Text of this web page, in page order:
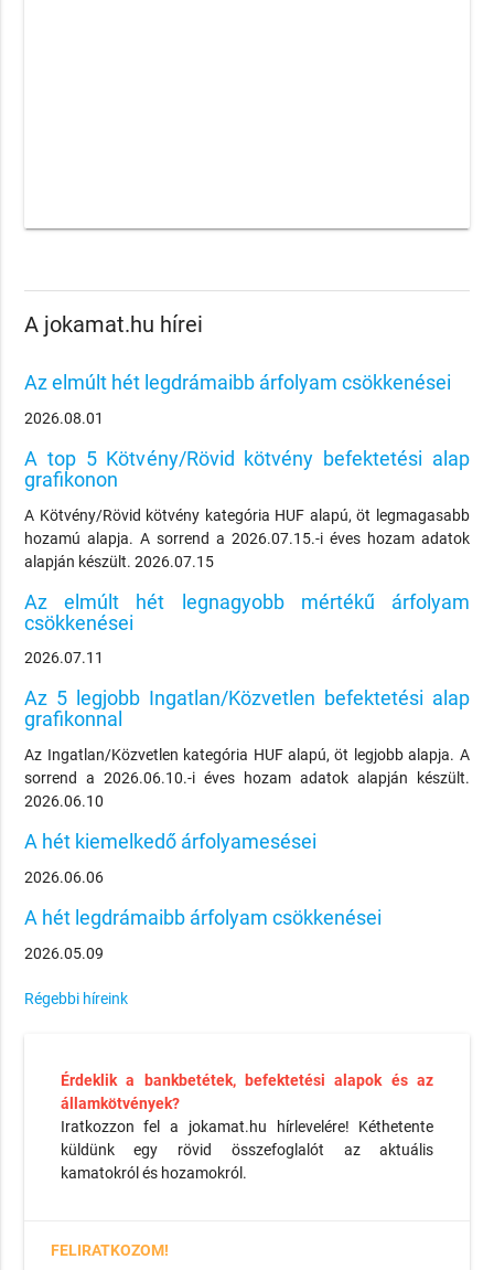
A jokamat.hu hírei
Az elmúlt hét legdrámaibb árfolyam csökkenései
2026.08.01
A top 5 Kötvény/Rövid kötvény befektetési alap
grafikonon
A Kötvény/Rövid kötvény kategória HUF alapú, öt legmagasabb
hozamú alapja. A sorrend a 2026.07.15.-i éves hozam adatok
alapján készült. 2026.07.15
Az elmúlt hét legnagyobb mértékű árfolyam
csökkenései
2026.07.11
Az 5 legjobb Ingatlan/Közvetlen befektetési alap
grafikonnal
Az Ingatlan/Közvetlen kategória HUF alapú, öt legjobb alapja. A
sorrend a 2026.06.10.-i éves hozam adatok alapján készült.
2026.06.10
A hét kiemelkedő árfolyamesései
2026.06.06
A hét legdrámaibb árfolyam csökkenései
2026.05.09
Régebbi híreink
Érdeklik a bankbetétek, befektetési alapok és az
államkötvények?
Iratkozzon fel a jokamat.hu hírlevelére! Kéthetente
küldünk egy rövid összefoglalót az aktuális
kamatokról és hozamokról.
FELIRATKOZOM!